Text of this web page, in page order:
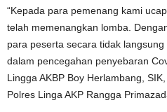
“Kepada para pemenang kami
telah memenangkan lomba.
para peserta secara tidak
dalam pencegahan penyebaran
Lingga AKBP Boy Herlambang,
Polres Linga AKP Rangga